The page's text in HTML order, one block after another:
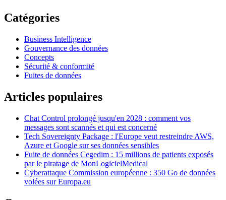
Catégories
Business Intelligence
Gouvernance des données
Concepts
Sécurité & conformité
Fuites de données
Articles populaires
Chat Control prolongé jusqu'en 2028 : comment vos
messages sont scannés et qui est concerné
Tech Sovereignty Package : l'Europe veut restreindre AWS,
Azure et Google sur ses données sensibles
Fuite de données Cegedim : 15 millions de patients exposés
par le piratage de MonLogicielMedical
Cyberattaque Commission européenne : 350 Go de données
volées sur Europa.eu